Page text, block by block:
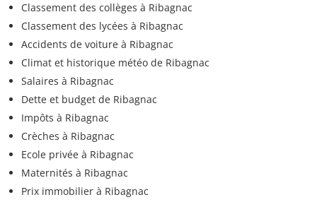
Classement des collèges à Ribagnac
Classement des lycées à Ribagnac
Accidents de voiture à Ribagnac
Climat et historique météo de Ribagnac
Salaires à Ribagnac
Dette et budget de Ribagnac
Impôts à Ribagnac
Crèches à Ribagnac
Ecole privée à Ribagnac
Maternités à Ribagnac
Prix immobilier à Ribagnac